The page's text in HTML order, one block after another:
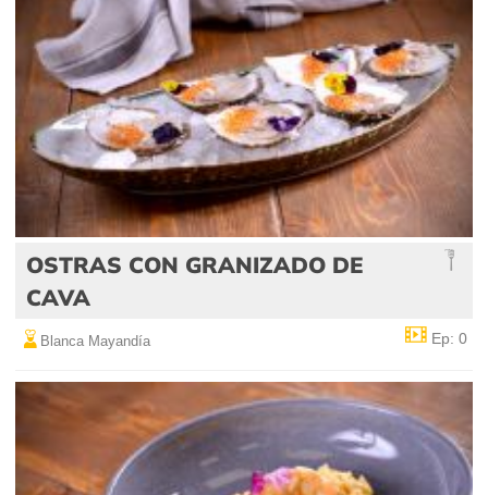
OSTRAS CON GRANIZADO DE
CAVA
Blanca Mayandía Ep: 0